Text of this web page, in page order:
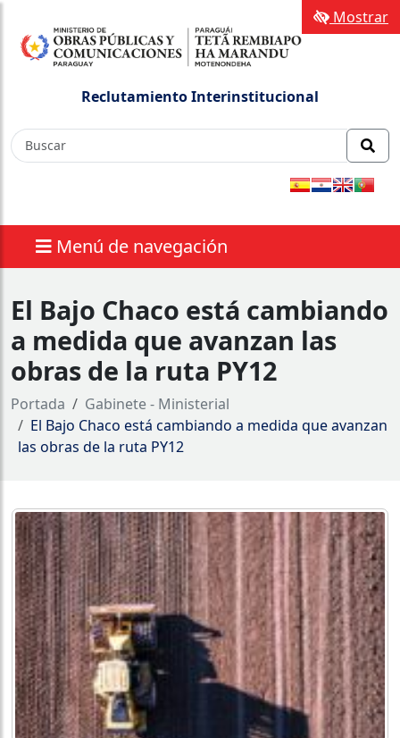
Reclutamiento Interinstitucional
Menú de navegación
Mostrar
El Bajo Chaco está cambiando
a medida que avanzan las
obras de la ruta PY12
Portada
Gabinete - Ministerial
El Bajo Chaco está cambiando a medida que avanzan
las obras de la ruta PY12